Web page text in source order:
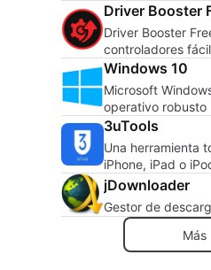
archivos
Driver Booster
Driver Booster
controladores
Windows 10
Microsoft
operativo robusto
3uTools
Una herramienta
iPhone, iPad o
jDownloader
Gestor de
Más